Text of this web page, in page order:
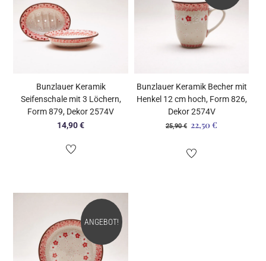
Bunzlauer Keramik
Seifenschale mit 3 Löchern,
Form 879, Dekor 2574V
14,90€
Bunzlauer Keramik Becher mit
Henkel 12 cm hoch, Form 826,
Dekor 2574V
25,90€ Ursprünglicher
war:
22,50€Aktueller
ANGEBOT!